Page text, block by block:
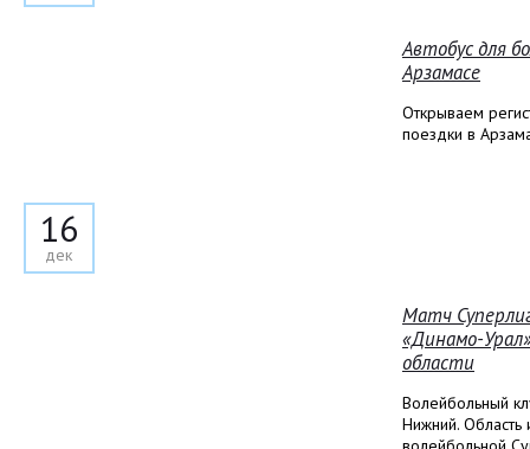
16
дек
Автобус для
Арзамасе
Открываем
поездки в
Матч
«Динамо-
области
Волейбольный
Нижний. Область